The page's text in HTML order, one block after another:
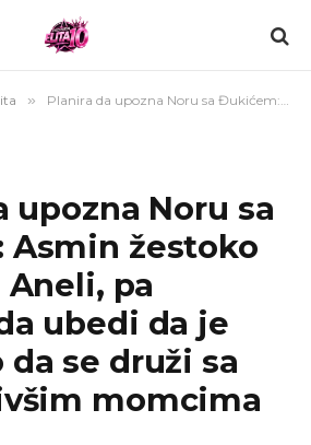
» Planira da upozna Noru sa Đukićem: Asmin žestoko udario na Aneli, pa pokušao da ubedi da je normalno da se druži sa njenim bivšim momcima (VIDEO)
upozna Noru sa
žestoko
pa
ubedi da je
se druži sa
momcima